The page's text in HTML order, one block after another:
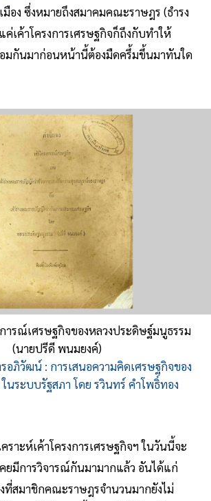
อง ซึ่งหมายถึงสมาคมคณะราษฎร (ธำรง
เค้าโครงการเศรษฐกิจก็ถึงกับทำให้
มกันมาก่อนหน้านี้ต้องมืดครึ้มขึ้นมาทันใด
ารณ์เศรษฐกิจของหลวงประดิษฐ์มนูธรรม
(นายปรีดี พนมยงค์)
อภิวัฒน์ : การเสนอความคิดเศรษฐกิจของ
นระบบรัฐสภา โดย รวินทร์ คำโพธิ์ทอง
ราะห์เค้าโครงการเศรษฐกิจฯ ในวันนี้จะ
คยมีการวิจารณ์กันมามากแล้ว อันได้แก่
ที่สมาชิกคณะราษฎรจำนวนมากยังไม่